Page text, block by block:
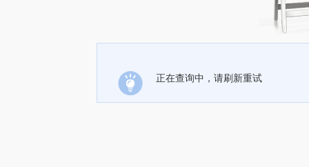
正在查询中，请刷新重试